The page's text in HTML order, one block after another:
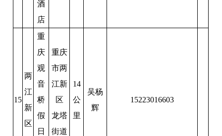
酒
店
15
两
江
新
区
重
庆
观
音
桥
假
日
重庆
市两
江新
区
龙塔
街道
14
公
里
吴杨
辉
15223016603